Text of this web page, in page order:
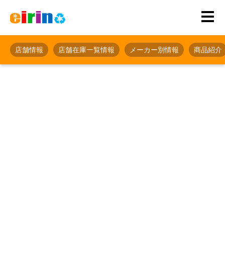
店舗情報 店舗在庫一覧情報 メーカー別情報 商品紹介